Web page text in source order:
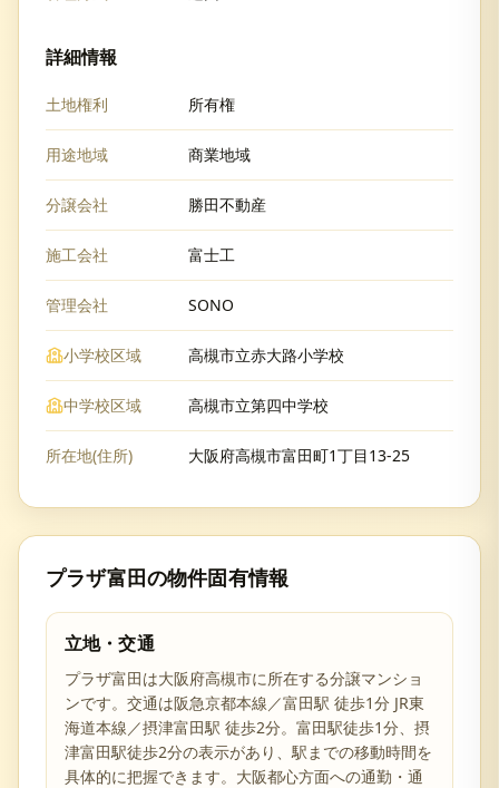
詳細情報
土地権利 所有権
用途地域 商業地域
分譲会社 勝田不動産
施工会社 富士工
管理会社 SONO
小学校区域 高槻市立赤大路小学校
中学校区域 高槻市立第四中学校
所在地(住所) 大阪府高槻市富田町1丁目13-25
プラザ富田 の物件固有情報
立地・交通
プラザ富田は大阪府高槻市に所在する分譲マンショ
ンです。交通は阪急京都本線／富田駅 徒歩1分 JR東
海道本線／摂津富田駅 徒歩2分。富田駅徒歩1分、摂
津富田駅徒歩2分の表示があり、駅までの移動時間を
具体的に把握できます。大阪都心方面への通勤・通